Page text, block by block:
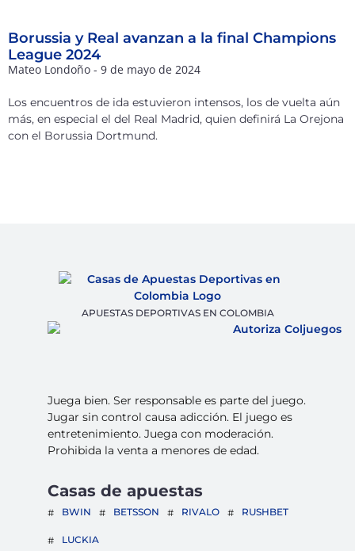
Borussia y Real avanzan a la final Champions
League 2024
Mateo Londoño 9 de mayo de 2024
Los encuentros de ida estuvieron intensos, los de vuelta aún
más, en especial el del Real Madrid, quien definirá La Orejona
con el Borussia Dortmund.
APUESTAS DEPORTIVAS EN COLOMBIA
Juega bien. Ser responsable es parte del juego.
Jugar sin control causa adicción. El juego es
entretenimiento. Juega con moderación.
Prohibida la venta a menores de edad.
Casas de apuestas
BWIN BETSSON RIVALO RUSHBET
LUCKIA